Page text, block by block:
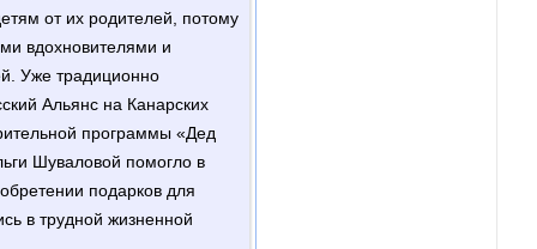
от их родителей, потому
вдохновителями и
Уже традиционно
Альянс на Канарских
программы «Дед
Шуваловой помогло в
подарков для
в трудной жизненной